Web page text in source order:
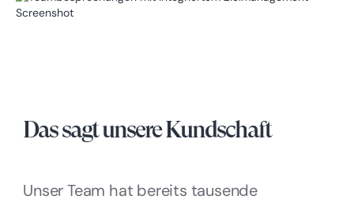
Das sagt unsere Kundschaft
Unser Team hat bereits tausende